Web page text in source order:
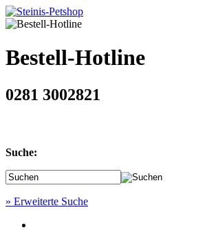
Bestell-Hotline
0281 3002821
Suche:
» Erweiterte Suche